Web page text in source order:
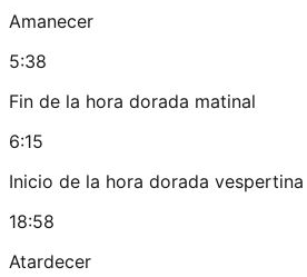
Amanecer
5:38
Fin de la hora dorada matinal
6:15
Inicio de la hora dorada vespertina
18:58
Atardecer